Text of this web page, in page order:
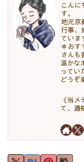
こんに
す。
地元京
行事、
ていま
＊おす
さんも
温かな
ってい
どうぞ
《当
て、適